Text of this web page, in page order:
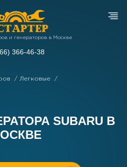
и генераторов в Москве
366-46-38
Легковые
SUBARU В